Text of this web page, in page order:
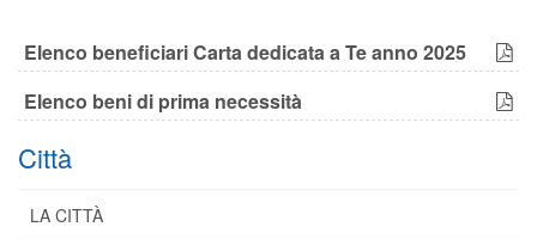
Elenco beneficiari Carta dedicata a Te anno 2025
Elenco beni di prima necessità
Città
LA CITTÀ